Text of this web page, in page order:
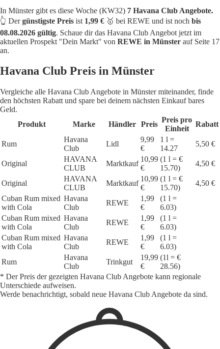
In Münster gibt es diese Woche (KW32) 7 Havana Club Angebote.
👆 Dergünstigste Preis ist 1,99 € 🥇 bei REWE und ist noch bis
08.08.2026 gültig. Schaue dir das Havana Club Angebot jetzt im
aktuellen Prospekt "Dein Markt" von REWE in Münster auf Seite 17
an.
Havana Club Preis in Münster
Vergleiche alle Havana Club Angebote in Münster miteinander, finde
den höchsten Rabatt und spare bei deinem nächsten Einkauf bares
Geld.
Produkt
Marke Händler Preis
Preis pro
Einheit
Rabatt
Rum
Havana
Club
Lidl
9,99
€
1 l =
14.27
5,50 €
Original
HAVANA
CLUB
Marktkauf
10,99
€
(1 l = €
15.70)
4,50 €
Original
HAVANA
CLUB
Marktkauf
10,99
€
(1 l = €
15.70)
4,50 €
Cuban Rum mixed
with Cola
Havana
Club
REWE
1,99
€
(1 l =
6.03)
Cuban Rum mixed
with Cola
Havana
Club
REWE
1,99
€
(1 l =
6.03)
Cuban Rum mixed
with Cola
Havana
Club
REWE
1,99
€
(1 l =
6.03)
Rum
Havana
Club
Trinkgut
19,99
€
(1l = €
28.56)
* Der Preis der gezeigten Havana Club Angebote kann regionale
Unterschiede aufweisen.
Werde benachrichtigt, sobald neue Havana Club Angebote da sind.